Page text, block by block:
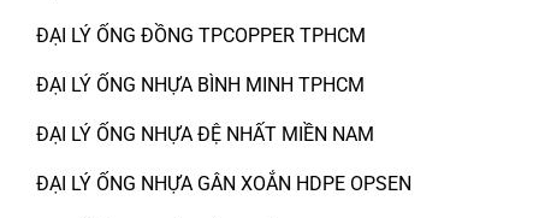
ĐẠI LÝ ỐNG ĐỒNG TPCOPPER TPHCM
ĐẠI LÝ ỐNG NHỰA BÌNH MINH TPHCM
ĐẠI LÝ ỐNG NHỰA ĐỆ NHẤT MIỀN NAM
ĐẠI LÝ ỐNG NHỰA GÂN XOẮN HDPE OPSEN